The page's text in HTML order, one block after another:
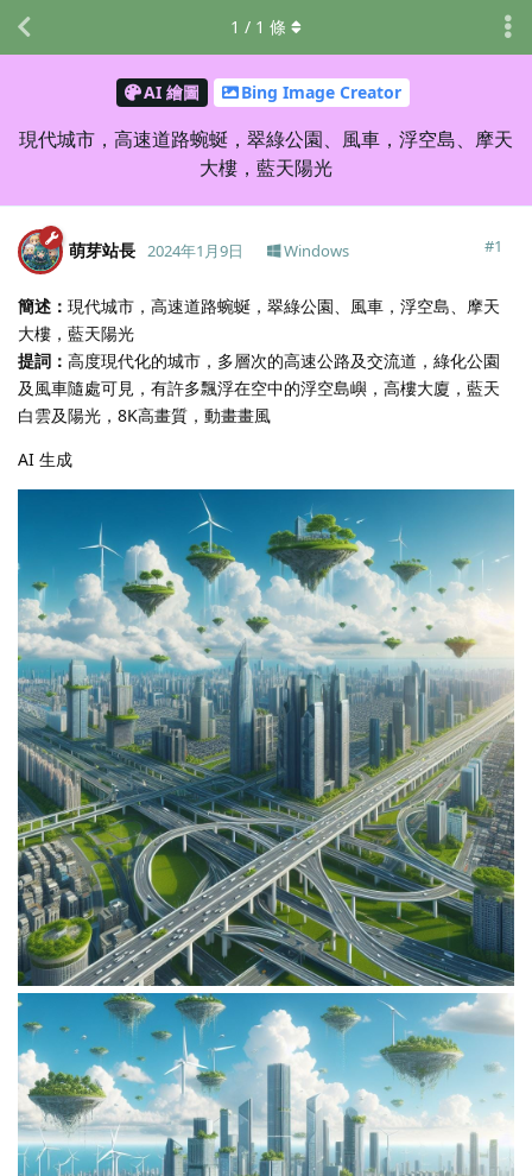
AI 繪圖 Bing Image Creator
現代城市，高速道路蜿蜒，翠綠公園、風車，浮空島、摩天
大樓，藍天陽光
1 / 1 條
萌芽站長 2024年1月9日 #1
Windows
簡述： 現代城市，高速道路蜿蜒，翠綠公園、風車，浮空島、摩天
大樓，藍天陽光
提詞： 高度現代化的城市，多層次的高速公路及交流道，綠化公園
及風車隨處可見，有許多飄浮在空中的浮空島嶼，高樓大廈，藍天
白雲及陽光，8K高畫質，動畫畫風
AI 生成